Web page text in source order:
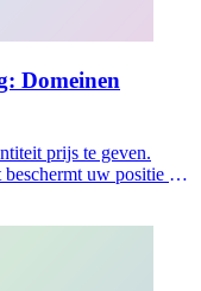
Domeinen
prijs te geven.
uw positie en